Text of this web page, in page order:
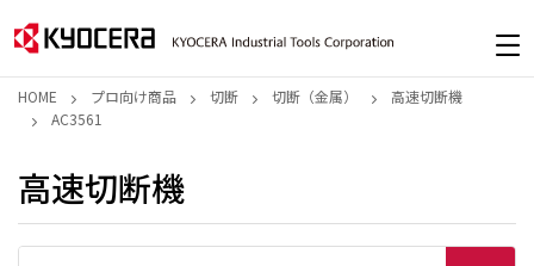
HOME プロ向け商品 切断 切断（金属）
高速切断機
AC3561
高速切断機